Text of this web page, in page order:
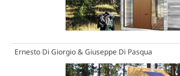
Ernesto Di Giorgio & Giuseppe Di Pasqua